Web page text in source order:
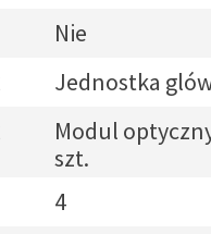
Nie
Jednostka
Modul
szt.
4